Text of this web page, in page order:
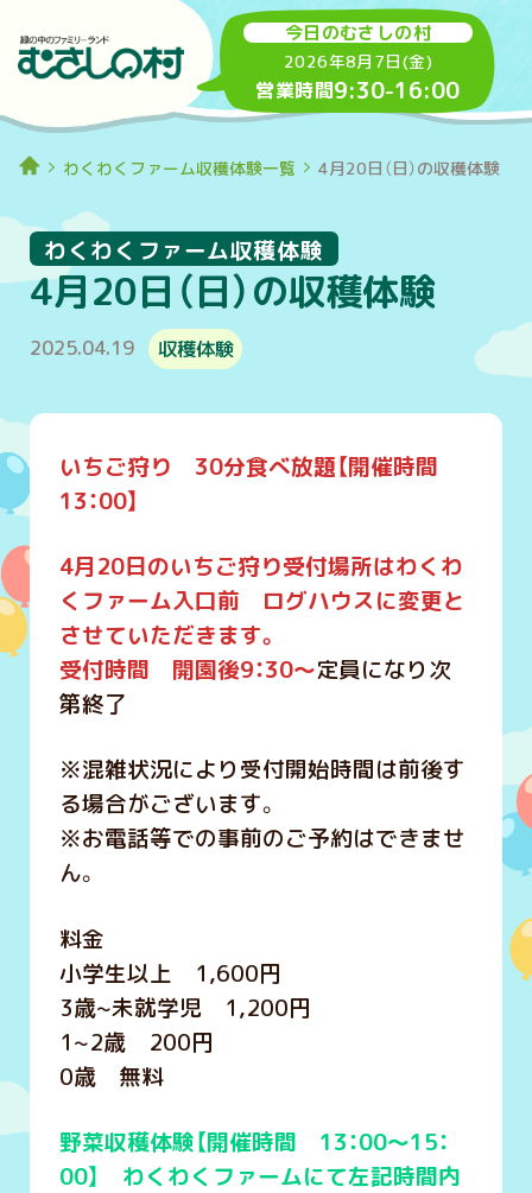
今日のむさしの村
2026年8月7日(金)
営業時間9:30-16:00
わくわくファーム収穫体験一覧 4月20日（日）の収穫体験
4月20日（日）の収穫体験
わくわくファーム収穫体験
2025.04.19 収穫体験
いちご狩り 30分食べ放題【開催時間
13：00】
4月20日のいちご狩り受付場所はわくわ
くファーム入口前 ログハウスに変更と
させていただきます。
受付時間 開園後9：30～定員になり次
第終了
※混雑状況により受付開始時間は前後す
る場合がございます。
※お電話等での事前のご予約はできませ
ん。
料金
小学生以上 1,600円
3歳~未就学児 1,200円
1~2歳 200円
0歳 無料
野菜収穫体験【開催時間 13：00～15：
00】 わくわくファームにて左記時間内